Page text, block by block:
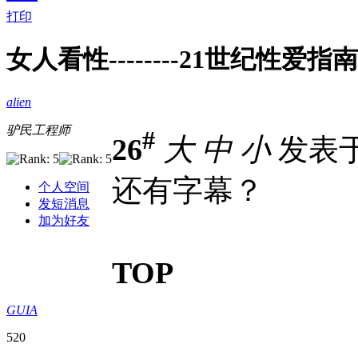
打印
女人看性--------21世纪性爱指南
alien
驴民工程师
个人空间
发短消息
加为好友
26# 大 中 小发表
还有字幕？
TOP
GUIA
520